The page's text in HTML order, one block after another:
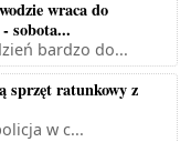
wraca do
sobota...
bardzo do...
sprzęt ratunkowy z
w c...